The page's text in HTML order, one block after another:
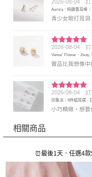
評分5 滿
分 5
2026-08-04 訂
Aurora．純銀養耳棒
青少女剛打耳洞
評分5 滿
分 5
2026-08-04 訂
Venus' Flower．2way
實品比我想像中
評分5滿
分 5
2026-08-04 訂
印象派｜6件組耳環 -
小巧精緻，想要
相關商品
⏰最後1天．任選4